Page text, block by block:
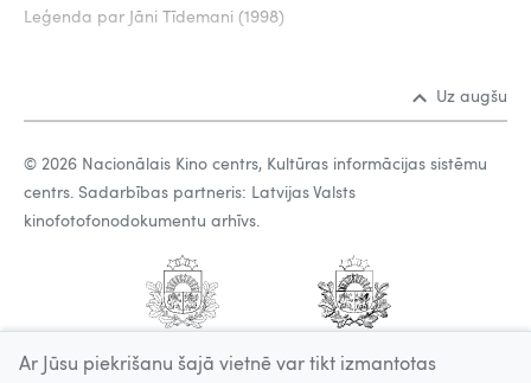
Leģenda par Jāni Tīdemani (1998)
Uz augšu
© 2026 Nacionālais Kino centrs, Kultūras informācijas sistēmu
centrs. Sadarbības partneris: Latvijas Valsts
kinofotofonodokumentu arhīvs.
Ar Jūsu piekrišanu šajā vietnē var tikt izmantotas